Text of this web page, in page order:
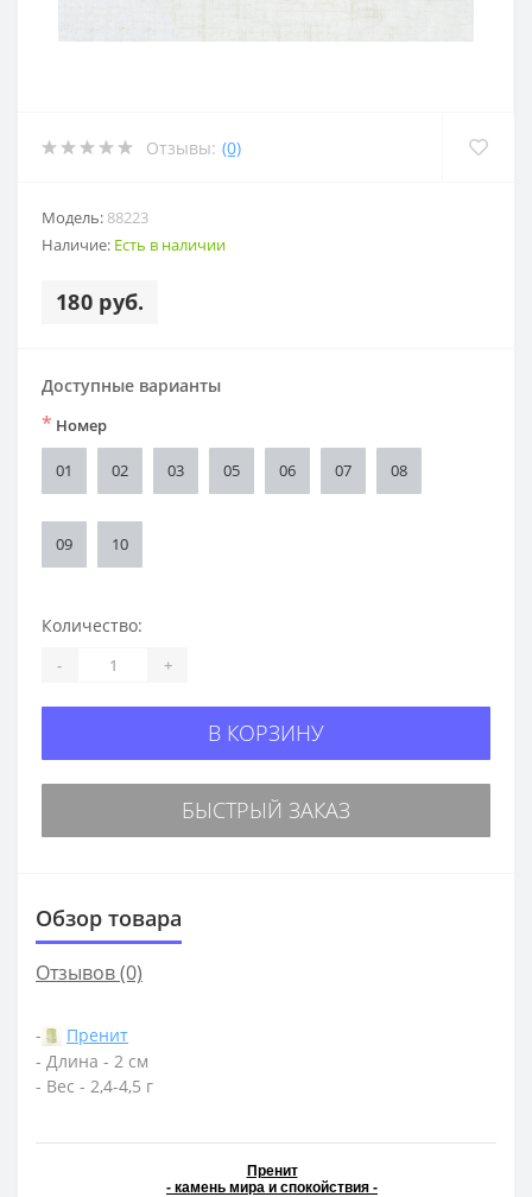
Отзывы: (0)
Модель: 88223
Наличие: Есть в наличии
180 руб.
Доступные варианты
* Номер
01 02 03 05 06 07 08
09 10
Количество:
- +
В КОРЗИНУ
БЫСТРЫЙ ЗАКАЗ
Обзор товара
Отзывов (0)
-
Пренит
- Длина - 2 см
- Вес - 2,4-4,5 г
Пренит
- камень мира и спокойствия -